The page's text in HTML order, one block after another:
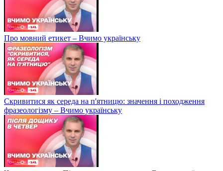
Про мовний етикет – Вчимо українську
Скривитися як середа на п'ятницю: значення і походження
фразеологізму – Вчимо українську